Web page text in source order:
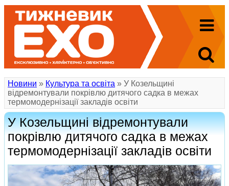
Новини » Культура та освіта » У Козельщині
відремонтували покрівлю дитячого садка в межах
термомодернізації закладів освіти
У Козельщині відремонтували
покрівлю дитячого садка в межах
термомодернізації закладів освіти